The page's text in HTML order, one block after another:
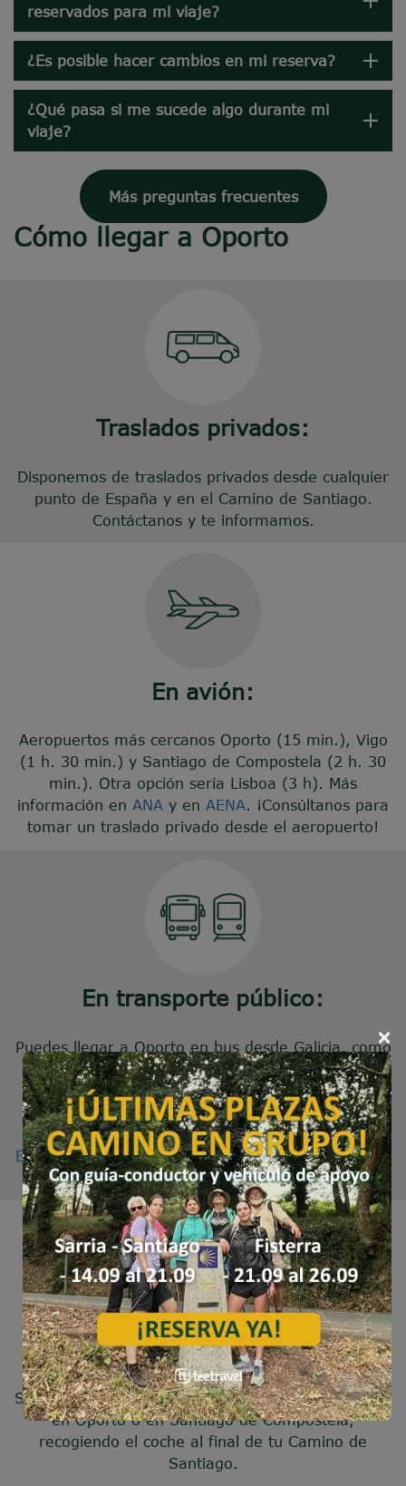
reservados para mi viaje?
¿Es posible hacer cambios en mi reserva?
¿Qué pasa si me sucede algo durante mi
viaje?
Más preguntas frecuentes
Cómo llegar a Oporto
Traslados privados:
Disponemos de traslados privados desde cualquier
punto de España y en el Camino de Santiago.
Contáctanos y te informamos.
En avión:
Aeropuertos más cercanos Oporto (15 min.), Vigo
(1 h. 30 min.) y Santiago de Compostela (2 h. 30
min.). Otra opción sería Lisboa (3 h). Más
información en ANA y en AENA. ¡Consúltanos para
tomar un traslado privado desde el aeropuerto!
En transporte público:
Puedes llegar a Oporto en bus desde Galicia, como
Santiago o Vigo, y
Madrid (compañíaALSAoFLEXIBUS). Desde
Lisboa, puedes tomar un bus que te llevará a tu
punto de inicio (compañíaREDE
EXPRESSOS). También puedes ir en tren de Vigo a
Oporto (compañíaRENFE).
En coche:
Si quieres viajar en tu propio coche puedes dejarlo
en Oporto o en Santiago de Compostela,
recogiendo el coche al final de tu Camino de
Santiago.
×